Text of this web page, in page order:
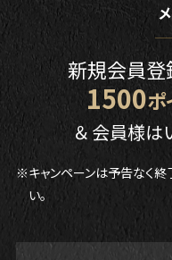
新規会員登
1500ポ
＆ 会員様は
※キャンペーンは予告なく終
い。